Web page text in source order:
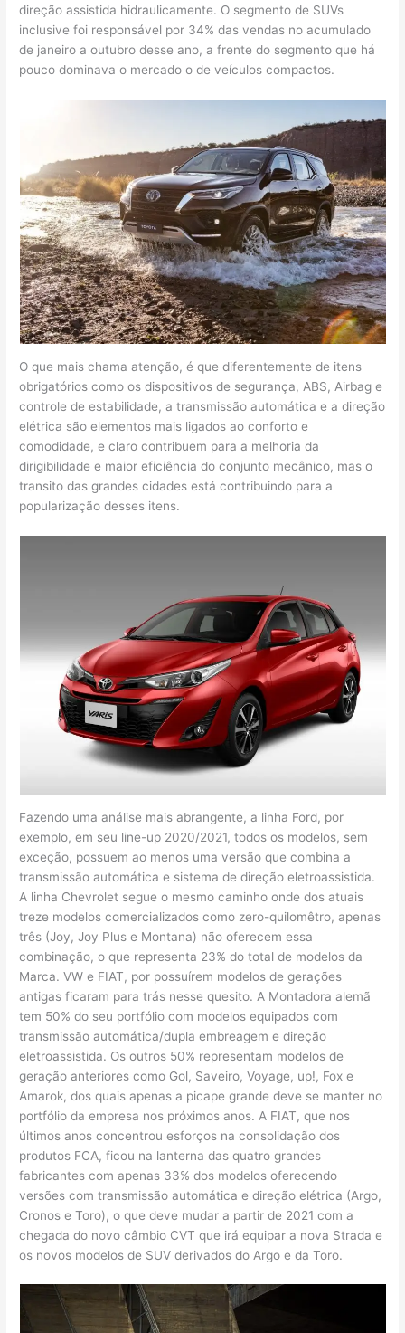
direção assistida hidraulicamente. O segmento de SUVs
inclusive foi responsável por 34% das vendas no acumulado
de janeiro a outubro desse ano, a frente do segmento que há
pouco dominava o mercado o de veículos compactos.
O que mais chama atenção, é que diferentemente de itens
obrigatórios como os dispositivos de segurança, ABS, Airbag e
controle de estabilidade, a transmissão automática e a direção
elétrica são elementos mais ligados ao conforto e
comodidade, e claro contribuem para a melhoria da
dirigibilidade e maior eficiência do conjunto mecânico, mas o
transito das grandes cidades está contribuindo para a
popularização desses itens.
Fazendo uma análise mais abrangente, a linha Ford, por
exemplo, em seu line-up 2020/2021, todos os modelos, sem
exceção, possuem ao menos uma versão que combina a
transmissão automática e sistema de direção eletroassistida.
A linha Chevrolet segue o mesmo caminho onde dos atuais
treze modelos comercializados como zero-quilomêtro, apenas
três (Joy, Joy Plus e Montana) não oferecem essa
combinação, o que representa 23% do total de modelos da
Marca. VW e FIAT, por possuírem modelos de gerações
antigas ficaram para trás nesse quesito. A Montadora alemã
tem 50% do seu portfólio com modelos equipados com
transmissão automática/dupla embreagem e direção
eletroassistida. Os outros 50% representam modelos de
geração anteriores como Gol, Saveiro, Voyage, up!, Fox e
Amarok, dos quais apenas a picape grande deve se manter no
portfólio da empresa nos próximos anos. A FIAT, que nos
últimos anos concentrou esforços na consolidação dos
produtos FCA, ficou na lanterna das quatro grandes
fabricantes com apenas 33% dos modelos oferecendo
versões com transmissão automática e direção elétrica (Argo,
Cronos e Toro), o que deve mudar a partir de 2021 com a
chegada do novo câmbio CVT que irá equipar a nova Strada e
os novos modelos de SUV derivados do Argo e da Toro.